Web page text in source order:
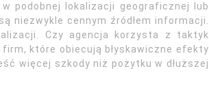
podobnej lokalizacji geograficznej lub
niezwykle cennym źródłem informacji.
Czy agencja korzysta z taktyk
które obiecują błyskawiczne efekty
więcej szkody niż pożytku w dłuższej